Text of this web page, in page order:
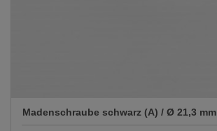
Madenschraube schwarz (A) / Ø 21,3 mm